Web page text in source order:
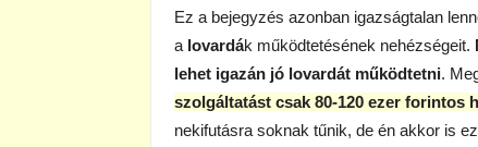
Ez a bejegyzés azonban igazságtalan
a lovardák működtetésének nehézségeit.
lehet igazán jó lovardát működtetni.
szolgáltatást csak 80-120 ezer forintos
nekifutásra soknak tűnik, de én akkor is